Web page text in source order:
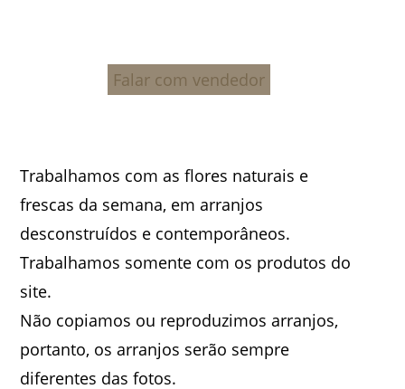
Falar com vendedor
Trabalhamos com as flores naturais e
frescas da semana, em arranjos
desconstruídos e contemporâneos.
Trabalhamos somente com os produtos do
site.
Não copiamos ou reproduzimos arranjos,
portanto, os arranjos serão sempre
diferentes das fotos.